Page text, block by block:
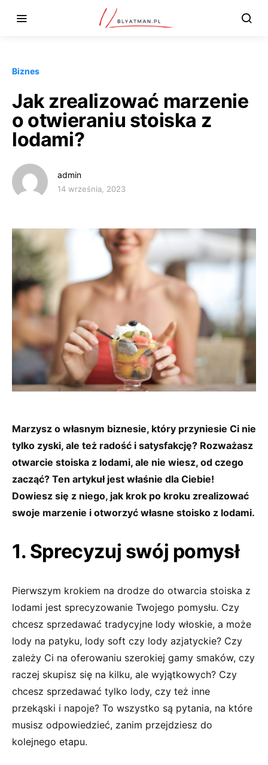
Biznes
Jak zrealizować marzenie
o otwieraniu stoiska z
lodami?
admin
14 września, 2023
Marzysz o własnym biznesie, który przyniesie Ci nie
tylko zyski, ale też radość i satysfakcję? Rozważasz
otwarcie stoiska z lodami, ale nie wiesz, od czego
zacząć? Ten artykuł jest właśnie dla Ciebie!
Dowiesz się z niego, jak krok po kroku zrealizować
swoje marzenie i otworzyć własne stoisko z lodami.
1. Sprecyzuj swój pomysł
Pierwszym krokiem na drodze do otwarcia stoiska z
lodami jest sprecyzowanie Twojego pomysłu. Czy
chcesz sprzedawać tradycyjne lody włoskie, a może
lody na patyku, lody soft czy lody azjatyckie? Czy
zależy Ci na oferowaniu szerokiej gamy smaków, czy
raczej skupisz się na kilku, ale wyjątkowych? Czy
chcesz sprzedawać tylko lody, czy też inne
przekąski i napoje? To wszystko są pytania, na które
musisz odpowiedzieć, zanim przejdziesz do
kolejnego etapu.